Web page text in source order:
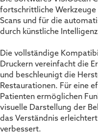
fortschrittliche
Scans und für die
durch künstliche
Die vollständige
Druckern vereinfacht die
und beschleunigt die
Restaurationen. Für eine
Patienten ermöglichen
visuelle Darstellung der
das Verständnis
verbessert.